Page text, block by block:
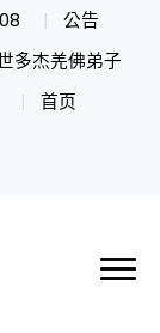
公告
多杰羌佛弟子
首页